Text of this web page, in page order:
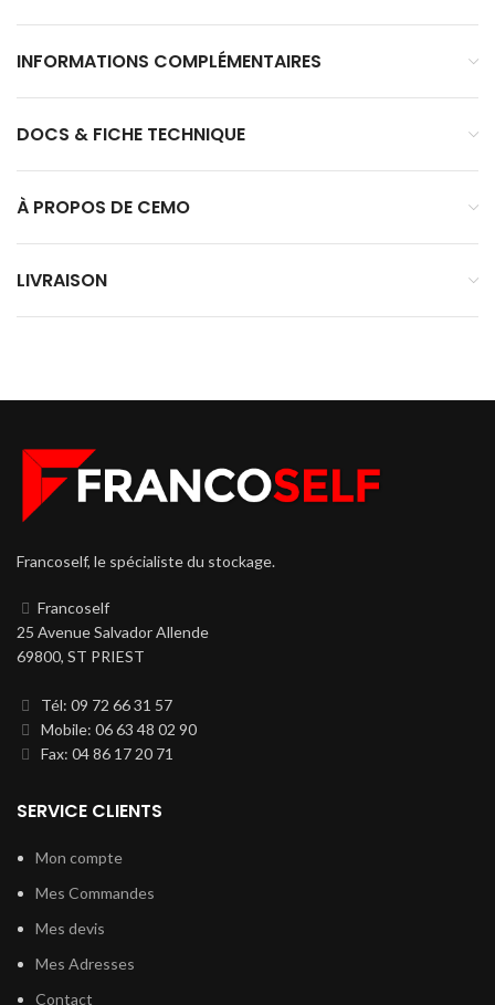
INFORMATIONS COMPLÉMENTAIRES
DOCS & FICHE TECHNIQUE
À PROPOS DE CEMO
LIVRAISON
Francoself, le spécialiste du stockage.
Francoself
25 Avenue Salvador Allende
69800, ST PRIEST
Tél: 09 72 66 31 57
Mobile: 06 63 48 02 90
Fax: 04 86 17 20 71
SERVICE CLIENTS
Mon compte
Mes Commandes
Mes devis
Mes Adresses
Contact